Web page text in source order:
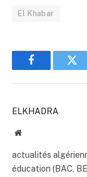
El Khabar
Facebook
ELKHADRA
Website
actualités
éducation (BAC,